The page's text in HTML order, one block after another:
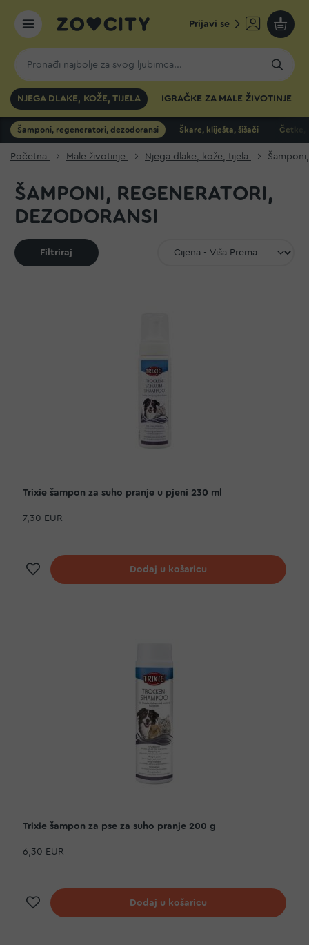
Prijavi se
Moja
NJEGA DLAKE, KOŽE, TIJELA IGRAČKE ZA MALE ŽIVOTINJE
Šamponi, regeneratori, dezodoransi Škare, kliješta, šišači Četke,
Početna Male životinje Njega dlake, kože, tijela
ŠAMPONI, REGENERATORI,
DEZODORANSI
Filtriraj
Trixie šampon za suho pranje u pjeni 230 ml
7,30 EUR
Dodaj na listu želja
Dodaj u košaricu
Trixie šampon za pse za suho pranje 200 g
6,30 EUR
Dodaj na listu želja
Dodaj u košaricu